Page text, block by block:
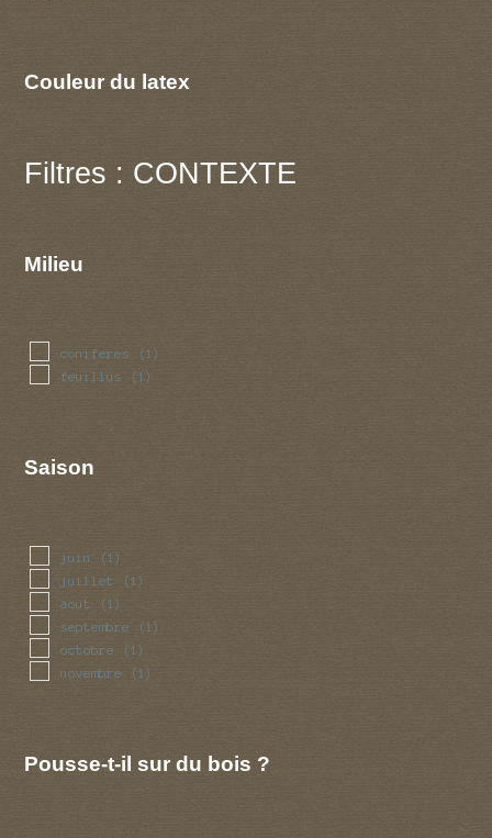
Couleur du latex
Filtres : CONTEXTE
Milieu
coniferes (1)
feuillus (1)
Saison
juin (1)
juillet (1)
aout (1)
septembre (1)
octobre (1)
novembre (1)
Pousse-t-il sur du bois ?